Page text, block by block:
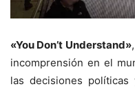
«You Don’t Understand»
incomprensión en el
las decisiones